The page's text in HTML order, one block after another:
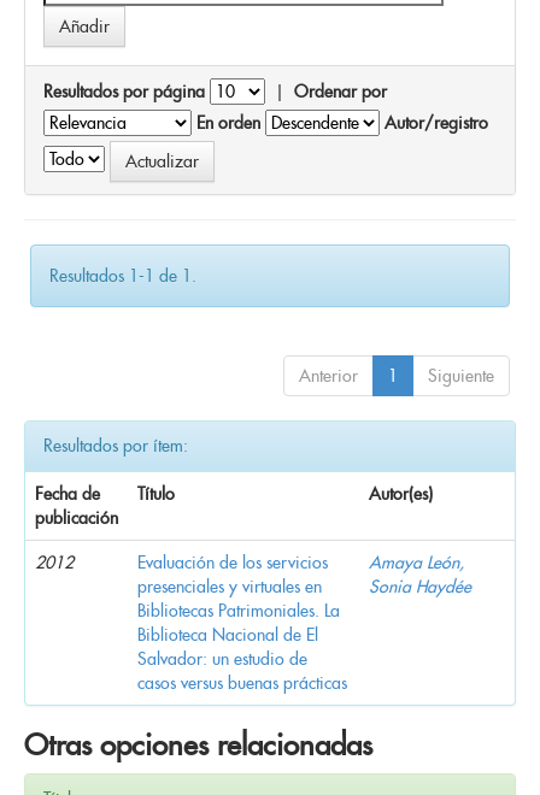
Resultados por página | Ordenar por
En orden
Autor/registro
Resultados 1-1 de 1.
Anterior 1 Siguiente
Resultados por ítem:
Fecha de
publicación
Título Autor(es)
2012
Evaluación de los servicios
presenciales y virtuales en
Bibliotecas Patrimoniales. La
Biblioteca Nacional de El
Salvador: un estudio de
casos versus buenas prácticas
Amaya León,
Sonia Haydée
Otras opciones relacionadas